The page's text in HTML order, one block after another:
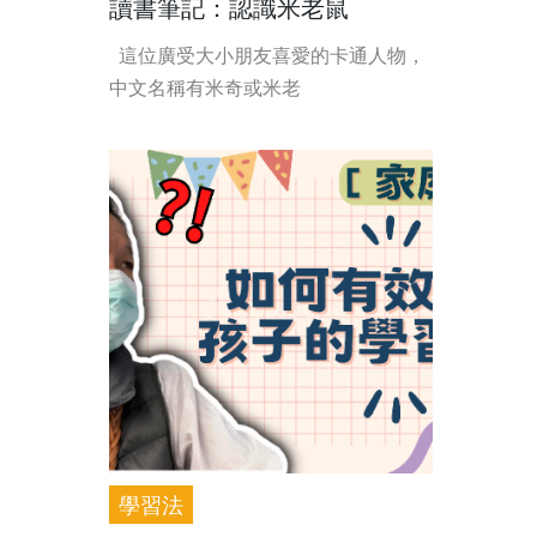
讀書筆記：認識米老鼠
這位廣受大小朋友喜愛的卡通人物，
中文名稱有米奇或米老
學習法